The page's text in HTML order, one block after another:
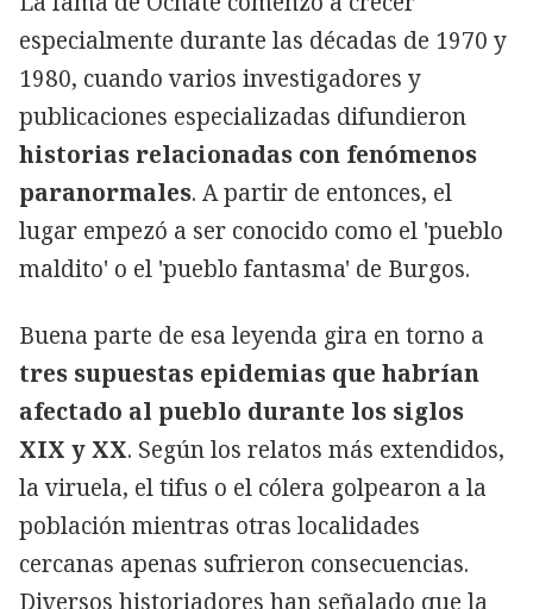
especialmente durante las décadas de 1970 y
1980, cuando varios investigadores y
publicaciones especializadas difundieron
historias relacionadas con fenómenos
paranormales. A partir de entonces, el
lugar empezó a ser conocido como el 'pueblo
maldito' o el 'pueblo fantasma' de Burgos.
Buena parte de esa leyenda gira en torno a
tres supuestas epidemias que habrían
afectado al pueblo durante los siglos
XIX y XX. Según los relatos más extendidos,
la viruela, el tifus o el cólera golpearon a la
población mientras otras localidades
cercanas apenas sufrieron consecuencias.
Diversos historiadores han señalado que la